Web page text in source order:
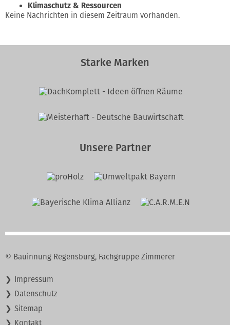
Klimaschutz & Ressourcen
Normen & Fachregeln
Soziales & Tarifpolitik
Interviews
Keine Nachrichten in diesem Zeitraum vorhanden.
Starke Marken
Unsere Partner
© Bauinnung Regensburg, Fachgruppe Zimmerer
Navigation
überspringen
Impressum
Datenschutz
Sitemap
Kontakt